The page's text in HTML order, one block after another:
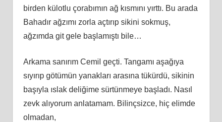
birden külotlu çorabımın ağ kısmını yırttı. Bu arada
Bahadır ağzımı zorla açtırıp sikini sokmuş,
ağzımda git gele başlamıştı bile…
Arkama sanırım Cemil geçti. Tangamı aşağıya
sıyırıp götümün yanakları arasına tükürdü, sikinin
başıyla ıslak deliğime sürtünmeye başladı. Nasıl
zevk alıyorum anlatamam. Bilinçsizce, hiç elimde
olmadan,